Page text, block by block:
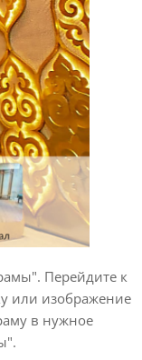
Перейдите к
или изображение
в нужное